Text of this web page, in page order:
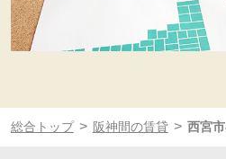
総合トップ > 阪神間の賃貸 > 西宮